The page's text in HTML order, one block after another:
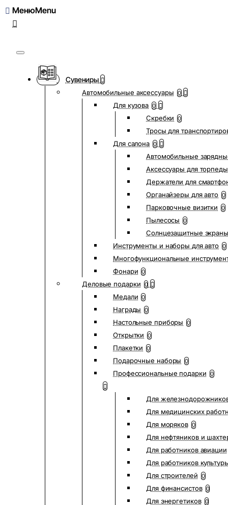
Меню
Сувениры
Автомобильные аксессуары 0
Для кузова 0
Скребки 0
Тросы для
Для салона 0
Автомобильные
Аксессуары для
Держатели для
Органайзеры для авто 0
Парковочные визитки 0
Пылесосы 0
Солнцезащитные экраны
Инструменты и наборы для авто 0
Многофункциональные
Фонари 0
Деловые подарки 0
Медали 0
Награды 0
Настольные приборы 0
Открытки 0
Плакетки 0
Подарочные наборы 0
Профессиональные подарки 0
Для
Для медицинских
Для моряков 0
Для нефтяников и
Для работников авиации
Для работников
Для строителей 0
Для финансистов 0
Для энергетиков 0